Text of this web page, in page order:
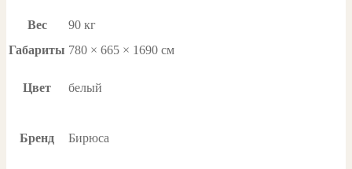
Вес
90 кг
Габариты 780 × 665 × 1690 см
Цвет белый
Бренд Бирюса